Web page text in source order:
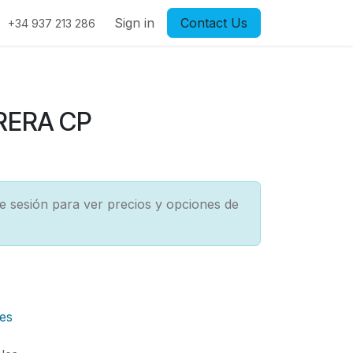
+34 937 213 286 Sign in Contact Us
CP
sesión para ver precios y opciones de